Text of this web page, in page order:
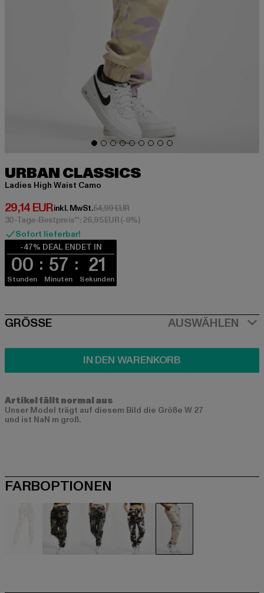
URBAN CLASSICS
Ladies High Waist Camo
29,14 EUR
Derzeitiger Preis: 29,14 EUR
inkl. MwSt.54,99 EURAktionspreis: 54,99 EUR
30-Tage-Bestpreis**: 26,95 EUR(-9%)
Sofort lieferbar!
-47% DEAL ENDET IN
00
Stunden
57
Minuten
21
Sekunden
SIZE
GRÖSSE AUSWÄHLEN
IN DEN WARENKORB
Artikel fällt normal aus
Unser Model trägt auf diesem Bild die Größe W 27
und ist NaN m groß.
FARBOPTIONEN